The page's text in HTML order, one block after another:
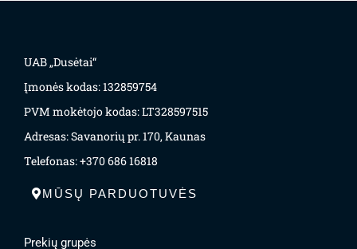
UAB „Dusėtai“
Įmonės kodas: 132859754
PVM mokėtojo kodas: LT328597515
Adresas: Savanorių pr. 170, Kaunas
Telefonas: +370 686 16818
MŪSŲ PARDUOTUVĖS
Prekių grupės